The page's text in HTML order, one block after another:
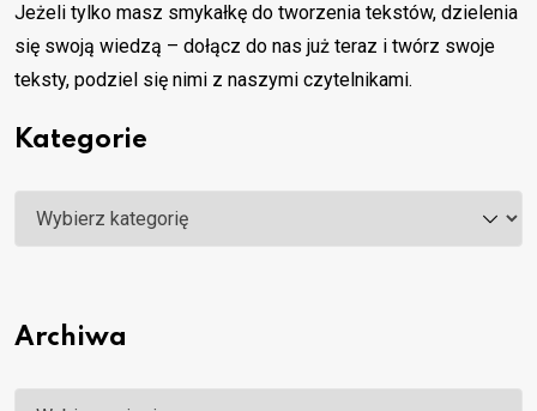
Jeżeli tylko masz smykałkę do tworzenia tekstów, dzielenia
się swoją wiedzą – dołącz do nas już teraz i twórz swoje
teksty, podziel się nimi z naszymi czytelnikami.
Kategorie
Kategorie
Archiwa
Archiwa